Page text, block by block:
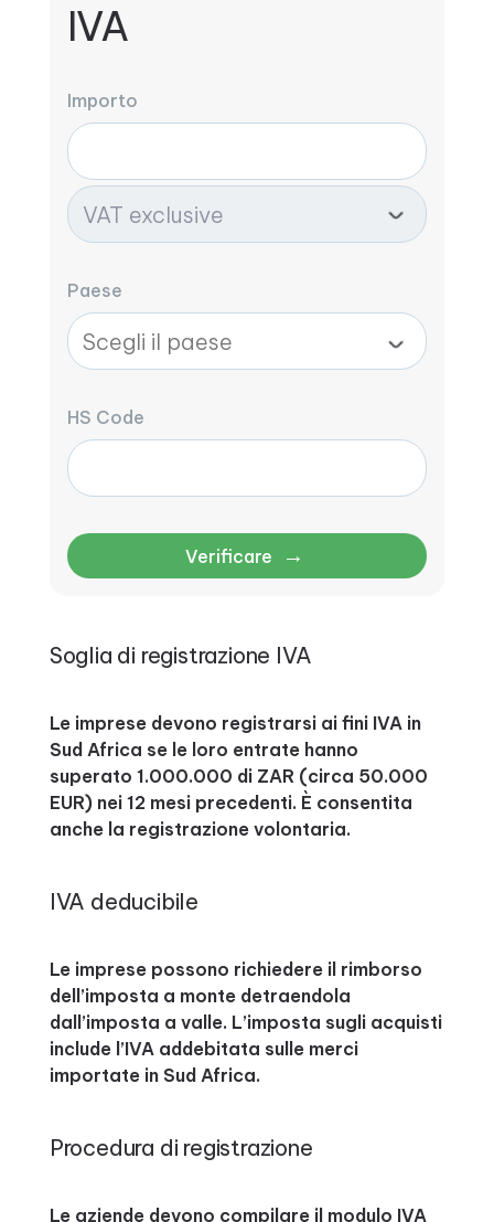
IVA
Importo
Paese
HS Code
Verificare →
Soglia di registrazione IVA
Le imprese devono registrarsi ai fini IVA in
Sud Africa se le loro entrate hanno
superato 1.000.000 di ZAR (circa 50.000
EUR) nei 12 mesi precedenti. È consentita
anche la registrazione volontaria.
IVA deducibile
Le imprese possono richiedere il rimborso
dell’imposta a monte detraendola
dall’imposta a valle. L’imposta sugli acquisti
include l’IVA addebitata sulle merci
importate in Sud Africa.
Procedura di registrazione
Le aziende devono compilare il modulo IVA